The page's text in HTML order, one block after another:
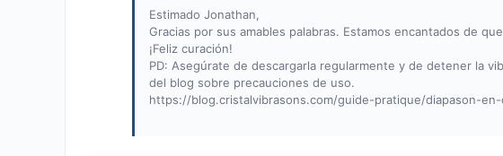
Estimado Jonathan,
Gracias por sus amables palabras. Estamos encantados de
¡Feliz curación!
PD: Asegúrate de descargarla regularmente y de detener la
del blog sobre precauciones de uso.
https://blog.cristalvibrasons.com/guide-pratique/diapason-